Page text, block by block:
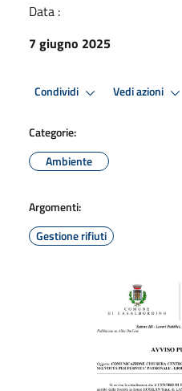
Data :
7 giugno 2025
Condividi Vedi azioni
Categorie:
Ambiente
Argomenti:
Gestione rifiuti